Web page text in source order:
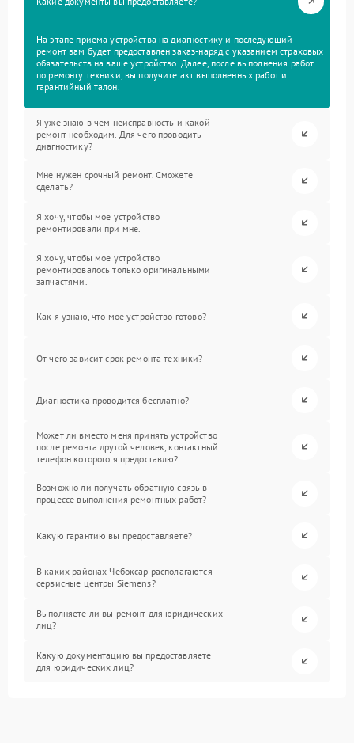
На этапе приема устройства на диагностику и последующий
ремонт вам будет предоставлен заказ-наряд с указанием страховых
обязательств на ваше устройство. Далее, после выполнения работ
по ремонту техники, вы получите акт выполненных работ и
гарантийный талон.
Я уже знаю в чем неисправность и какой
ремонт необходим. Для чего проводить
диагностику?
Мне нужен срочный ремонт. Сможете
сделать?
Я хочу, чтобы мое устройство
ремонтировали при мне.
Я хочу, чтобы мое устройство
ремонтировалось только оригинальными
запчастями.
Как я узнаю, что мое устройство готово?
От чего зависит срок ремонта техники?
Диагностика проводится бесплатно?
Может ли вместо меня принять устройство
после ремонта другой человек, контактный
телефон которого я предоставлю?
Возможно ли получать обратную связь в
процессе выполнения ремонтных работ?
Какую гарантию вы предоставляете?
В каких районах Чебоксар располагаются
сервисные центры Siemens?
Выполняете ли вы ремонт для юридических
лиц?
Какую документацию вы предоставляете
для юридических лиц?